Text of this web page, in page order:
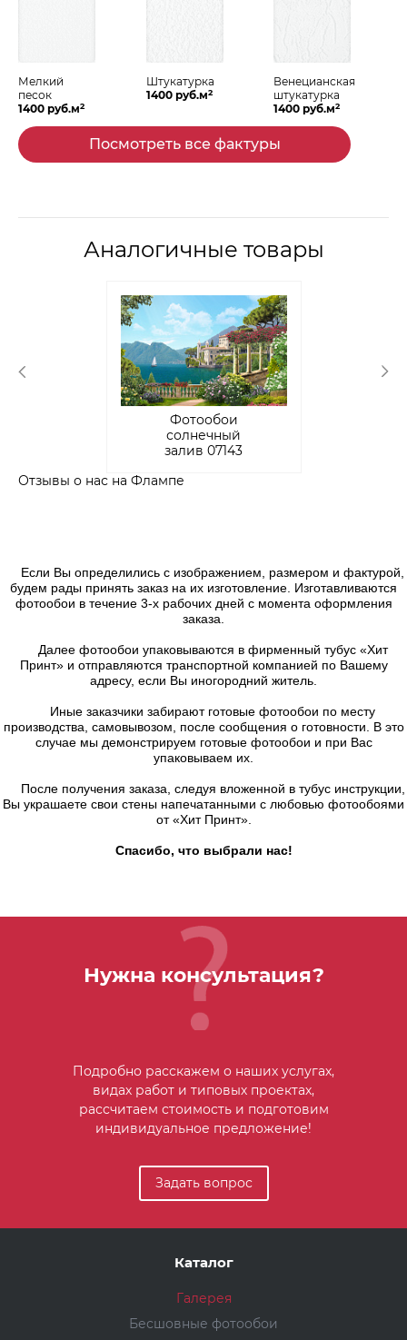
Мелкий
песок
1400 руб.м2
Штукатурка
1400 руб.м2
Венецианская
штукатурка
1400 руб.м2
Посмотреть все фактуры
Аналогичные товары
Фотообои
солнечный
залив 07143
Отзывы о нас на Флампе
Если Вы определились с изображением, размером и фактурой,
будем рады принять заказ на их изготовление. Изготавливаются
фотообои в течение 3-х рабочих дней с момента оформления
заказа.
Далее фотообои упаковываются в фирменный тубус «Хит
Принт» и отправляются транспортной компанией по Вашему
адресу, если Вы иногородний житель.
Иные заказчики забирают готовые фотообои по месту
производства, самовывозом, после сообщения о готовности. В это
случае мы демонстрируем готовые фотообои и при Вас
упаковываем их.
После получения заказа, следуя вложенной в тубус инструкции,
Вы украшаете свои стены напечатанными с любовью фотообоями
от «Хит Принт».
Спасибо, что выбрали нас!
Нужна консультация?
Подробно расскажем о наших услугах,
видах работ и типовых проектах,
рассчитаем стоимость и подготовим
индивидуальное предложение!
Задать вопрос
Каталог
Галерея
Бесшовные фотообои